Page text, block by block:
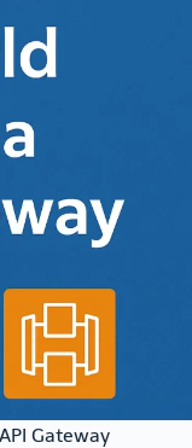
Gateway